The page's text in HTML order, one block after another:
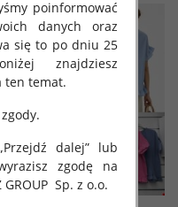
poinformować
danych oraz
się to po dniu 25
znajdziesz
ten temat.
dalej” lub
zgodę na
Sp. z o.o.